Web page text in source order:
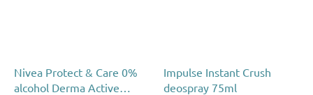
Nivea Protect & Care 0%
alcohol Derma Active
Impulse Instant Crush
deospray 75ml